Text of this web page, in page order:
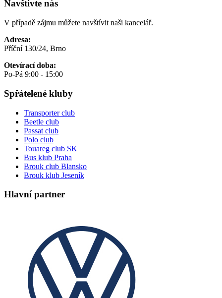
Navštivte nás
V případě zájmu můžete navštívit naši kancelář.
Adresa:
Příční 130/24, Brno
Otevírací doba:
Po-Pá 9:00 - 15:00
Spřátelené kluby
Transporter club
Beetle club
Passat club
Polo club
Touareg club SK
Bus klub Praha
Brouk club Blansko
Brouk klub Jeseník
Hlavní partner